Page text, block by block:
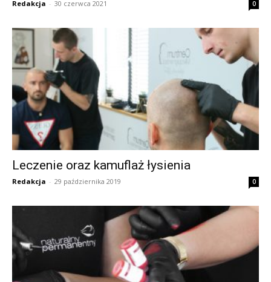
Redakcja - 30 czerwca 2021 0
Leczenie oraz kamuflaż łysienia
Redakcja - 29 października 2019 0